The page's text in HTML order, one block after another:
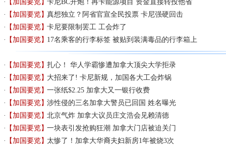
【加国要览】卡尼BC开炮！再卡能源项目 资金直接转投他省
【加国要览】真想独立？阿省官宣全民投票 卡尼强硬回击
【加国要览】卡尼要限制罢工 工会炸了
【加国要览】17名乘客的行李标签 被贴到装满毒品的行李箱上
【加国要览】扎心！ 华人学霸惨遭加拿大顶尖大学拒录
【加国要览】大招来了! 卡尼新规，加国各大工会炸锅
【加国要览】一张纸$2.25 加拿大又一银行收费
【加国要览】涉性侵的三名加拿大警员已回国 姓名曝光
【加国要览】北京气炸 加拿大议员庄文浩会见赖清德
【加国要览】一块表引发抢购狂潮 加拿大门店被迫关门
【加国要览】太惨了！加拿大华裔夫妇新房1年被烧3次